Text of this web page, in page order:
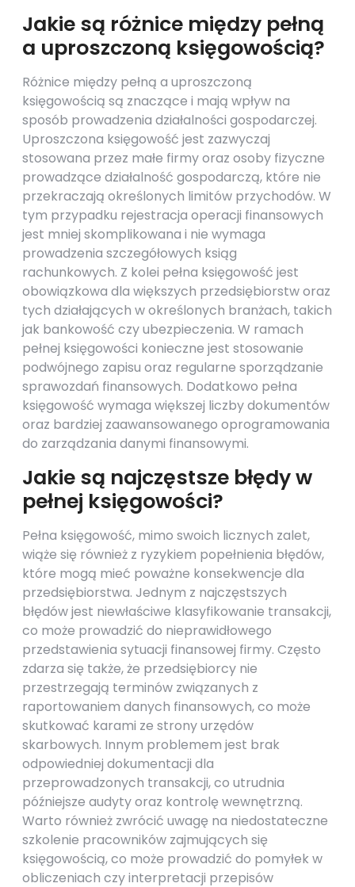
Jakie są różnice między pełną
a uproszczoną księgowością?
Różnice między pełną a uproszczoną
księgowością są znaczące i mają wpływ na
sposób prowadzenia działalności gospodarczej.
Uproszczona księgowość jest zazwyczaj
stosowana przez małe firmy oraz osoby fizyczne
prowadzące działalność gospodarczą, które nie
przekraczają określonych limitów przychodów. W
tym przypadku rejestracja operacji finansowych
jest mniej skomplikowana i nie wymaga
prowadzenia szczegółowych ksiąg
rachunkowych. Z kolei pełna księgowość jest
obowiązkowa dla większych przedsiębiorstw oraz
tych działających w określonych branżach, takich
jak bankowość czy ubezpieczenia. W ramach
pełnej księgowości konieczne jest stosowanie
podwójnego zapisu oraz regularne sporządzanie
sprawozdań finansowych. Dodatkowo pełna
księgowość wymaga większej liczby dokumentów
oraz bardziej zaawansowanego oprogramowania
do zarządzania danymi finansowymi.
Jakie są najczęstsze błędy w
pełnej księgowości?
Pełna księgowość, mimo swoich licznych zalet,
wiąże się również z ryzykiem popełnienia błędów,
które mogą mieć poważne konsekwencje dla
przedsiębiorstwa. Jednym z najczęstszych
błędów jest niewłaściwe klasyfikowanie transakcji,
co może prowadzić do nieprawidłowego
przedstawienia sytuacji finansowej firmy. Często
zdarza się także, że przedsiębiorcy nie
przestrzegają terminów związanych z
raportowaniem danych finansowych, co może
skutkować karami ze strony urzędów
skarbowych. Innym problemem jest brak
odpowiedniej dokumentacji dla
przeprowadzonych transakcji, co utrudnia
późniejsze audyty oraz kontrolę wewnętrzną.
Warto również zwrócić uwagę na niedostateczne
szkolenie pracowników zajmujących się
księgowością, co może prowadzić do pomyłek w
obliczeniach czy interpretacji przepisów